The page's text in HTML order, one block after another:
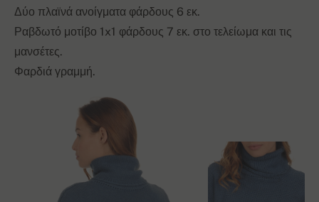
Δύο πλαϊνά ανοίγματα φάρδους 6 εκ.
Ραβδωτό μοτίβο 1x1 φάρδους 7 εκ. στο τελείωμα και τις
μανσέτες.
Φαρδιά γραμμή.